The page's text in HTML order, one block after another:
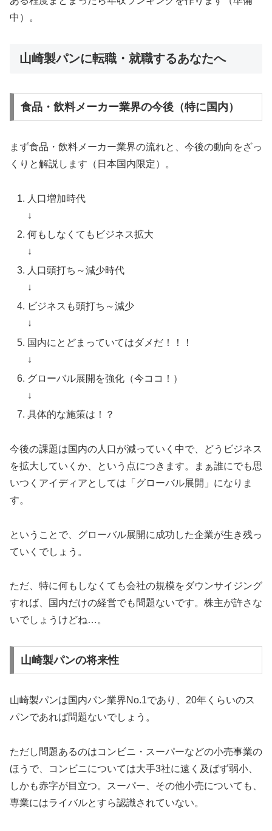
中）。
山崎製パンに転職・就職するあなたへ
食品・飲料メーカー業界の今後（特に国内）
まず食品・飲料メーカー業界の流れと、今後の動向をざっ
くりと解説します（日本国内限定）。
人口増加時代
↓
何もしなくてもビジネス拡大
↓
人口頭打ち～減少時代
↓
ビジネスも頭打ち～減少
↓
国内にとどまっていてはダメだ！！！
↓
グローバル展開を強化（今ココ！）
↓
具体的な施策は！？
今後の課題は国内の人口が減っていく中で、どうビジネス
を拡大していくか、という点につきます。まぁ誰にでも思
いつくアイディアとしては「グローバル展開」になりま
す。
ということで、グローバル展開に成功した企業が生き残っ
ていくでしょう。
ただ、特に何もしなくても会社の規模をダウンサイジング
すれば、国内だけの経営でも問題ないです。株主が許さな
いでしょうけどね…。
山崎製パンの将来性
山崎製パンは国内パン業界No.1であり、20年くらいのス
パンであれば問題ないでしょう。
ただし問題あるのはコンビニ・スーパーなどの小売事業の
ほうで、コンビニについては大手3社に遠く及ばず弱小、
しかも赤字が目立つ。スーパー、その他小売についても、
専業にはライバルとすら認識されていない。